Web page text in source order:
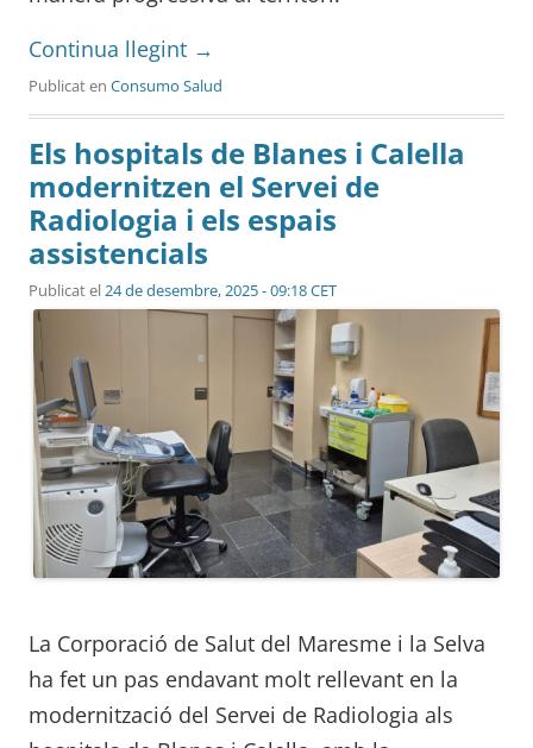
Continua llegint →
Publicat en Consumo Salud
Els hospitals de Blanes i Calella
modernitzen el Servei de
Radiologia i els espais
assistencials
Publicat el24 de desembre, 2025 - 09:18 CET
La Corporació de Salut del Maresme i la Selva
ha fet un pas endavant molt rellevant en la
modernització del Servei de Radiologia als